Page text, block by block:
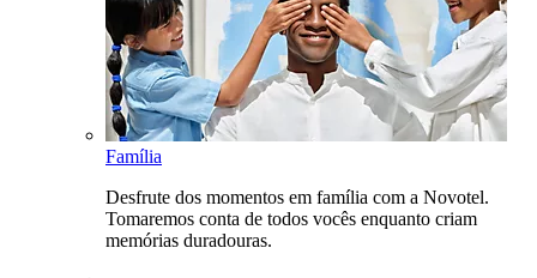
Família
Desfrute dos momentos em família com a Novotel.
Tomaremos conta de todos vocês enquanto criam
memórias duradouras.